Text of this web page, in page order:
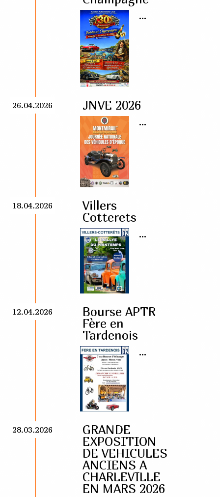
...
26.04.2026 JNVE 2026
...
18.04.2026
Villers
Cotterets
...
12.04.2026
Bourse APTR
Fère en
Tardenois
...
28.03.2026
GRANDE
EXPOSITION
DE VEHICULES
ANCIENS A
CHARLEVILLE
EN MARS 2026